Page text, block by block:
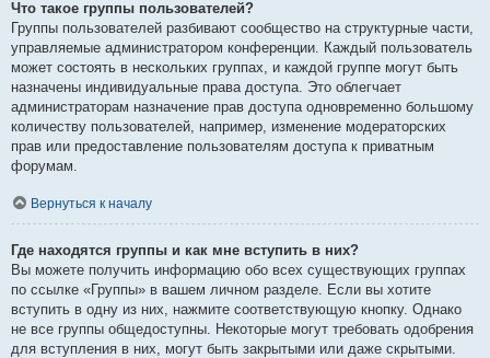
Что такое группы пользователей?
Группы пользователей разбивают сообщество на структурные части,
управляемые администратором конференции. Каждый пользователь
может состоять в нескольких группах, и каждой группе могут быть
назначены индивидуальные права доступа. Это облегчает
администраторам назначение прав доступа одновременно большому
количеству пользователей, например, изменение модераторских
прав или предоставление пользователям доступа к приватным
форумам.
Вернуться к началу
Где находятся группы и как мне вступить в них?
Вы можете получить информацию обо всех существующих группах
по ссылке «Группы» в вашем личном разделе. Если вы хотите
вступить в одну из них, нажмите соответствующую кнопку. Однако
не все группы общедоступны. Некоторые могут требовать одобрения
для вступления в них, могут быть закрытыми или даже скрытыми.